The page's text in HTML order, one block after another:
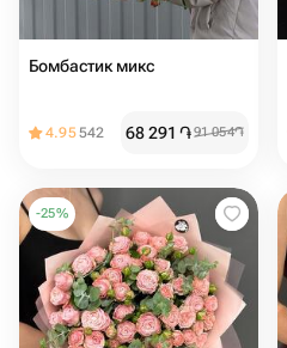
Бомбастик микс
4.95542 68 291 ֏91 054֏
-25%